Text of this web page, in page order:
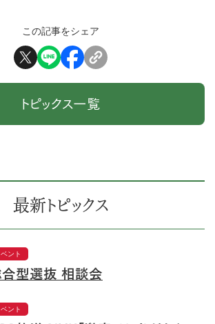
この記事をシェア
トピックス一覧
最新トピックス
ント
合型選抜 相談会
ント